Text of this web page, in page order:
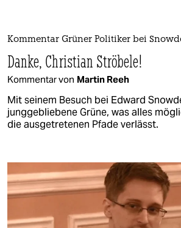
Kommentar Grüner Politiker bei
Danke, Christian Ströbele!
Kommentar von Martin Reeh
Mit seinem Besuch bei Edward
junggebliebene Grüne, was alles
die ausgetretenen Pfade verlässt.